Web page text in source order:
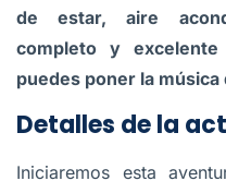
de estar, aire
completo y
puedes poner la
Detalles de la
Iniciaremos esta